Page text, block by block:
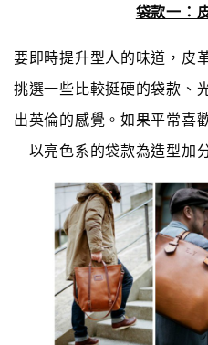
袋款一：
要即時提升型人的味道，皮
挑選一些比較挺硬的袋款、
出英倫的感覺。如果平常喜
以亮色系的袋款為造型加